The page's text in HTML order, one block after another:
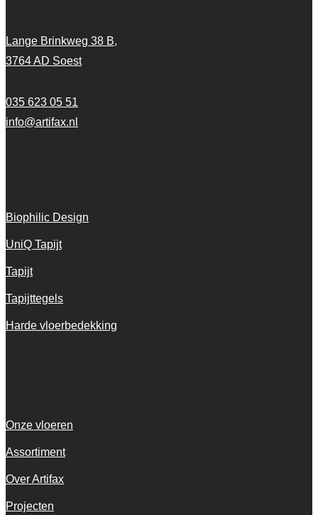
Lange Brinkweg 38 B,
3764 AD Soest
035 623 05 51
info@artifax.nl
Biophilic Design
UniQ Tapijt
Tapijt
Tapijttegels
Harde vloerbedekking
Onze vloeren
Assortiment
Over Artifax
Projecten